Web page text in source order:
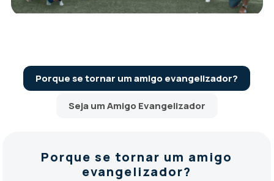
Porque se tornar um amigo evangelizador?
Seja um Amigo Evangelizador
Porque se tornar um amigo
evangelizador?